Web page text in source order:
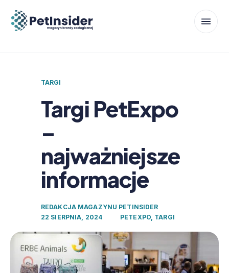
TARGI
Targi PetExpo
–
najważniejsze
informacje
REDAKCJA MAGAZYNU PETINSIDER
22 SIERPNIA, 2024
PETEXPO, TARGI